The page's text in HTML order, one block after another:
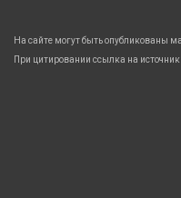
На сайте могут быть опубликованы
При цитировании ссылка на источник